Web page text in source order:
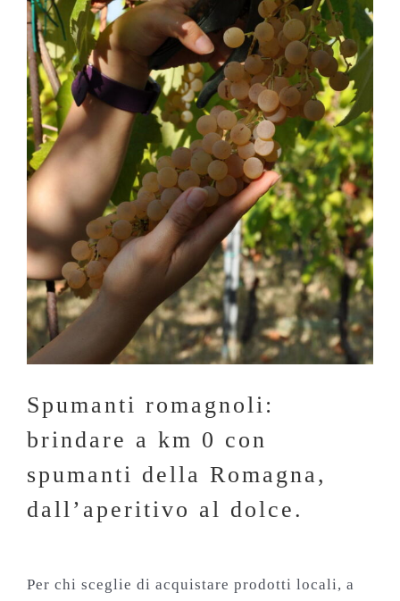
Spumanti romagnoli:
brindare a km 0 con
spumanti della Romagna,
dall’aperitivo al dolce.
Per chi sceglie di acquistare prodotti locali, a